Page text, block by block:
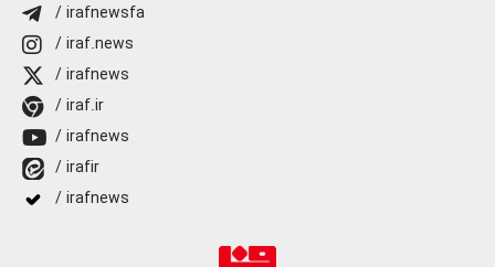
/ irafnewsfa
/ iraf.news
/ irafnews
/ iraf.ir
/ irafnews
/ irafir
/ irafnews